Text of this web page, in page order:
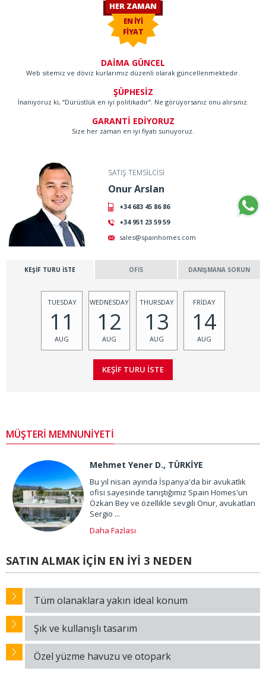
HER ZAMAN
EN İYİ
FİYAT
DAİMA GÜNCEL
Web sitemiz ve döviz kurlarımız düzenli olarak güncellenmektedir.
ŞÜPHESİZ
İnanıyoruz ki, “Dürüstlük en iyi politikadır”. Ne görüyorsanız onu alırsınız.
GARANTİ EDİYORUZ
Size her zaman en iyi fiyatı sunuyoruz.
SATIŞ TEMSİLCİSİ
Onur Arslan
+34 683 45 86 86
+34 951 23 59 59
sales@spainhomes.com
KEŞİF TURU İSTE OFİS DANIŞMANA SORUN
TUESDAY
11
AUG
WEDNESDAY
12
AUG
THURSDAY
13
AUG
FRİDAY
14
AUG
MÜŞTERİ MEMNUNİYETİ
Mehmet Yener D., TÜRKİYE
Bu yıl nisan ayında İspanya'da bir avukatlık
ofisi sayesinde tanıştığımız Spain Homes'un
Özkan Bey ve özellikle sevgili Onur, avukatları
Sergio ...
Daha Fazlası
SATIN ALMAK İÇİN EN İYİ 3 NEDEN
Tüm olanaklara yakın ideal konum
Şık ve kullanışlı tasarım
Özel yüzme havuzu ve otopark